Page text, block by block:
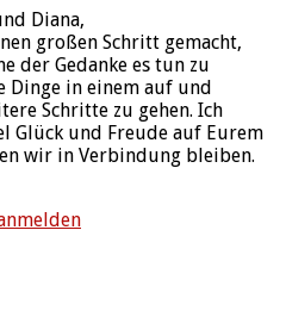
Diana,
großen Schritt gemacht,
der Gedanke es tun zu
Dinge in einem auf und
Schritte zu gehen. Ich
Glück und Freude auf Eurem
wir in Verbindung bleiben.